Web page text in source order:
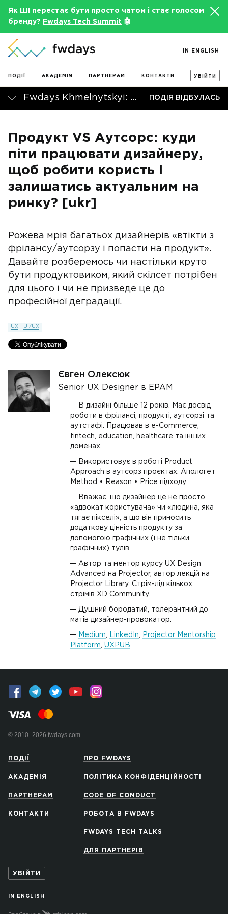
Як ШІ перестає бути просто чатом і стає голосом
бренду?
Fwdays Tech Summit 🤖
ПОДІЇ АКАДЕМІЯ ПАРТНЕРАМ КОНТАКТИ УВІЙТИ
IN ENGLISH
Fwdays Khmelnytskyi: UI/UX Meetup ПОДІЯ ВІДБУЛАСЬ
Продукт VS Аутсорс: куди
піти працювати дизайнеру,
щоб робити користь і
залишатись актуальним на
ринку? [ukr]
Рожева мрія багатьох дизайнерів «втікти з
фрілансу/аутсорзу і попасти на продукт».
Давайте розберемось чи настільки круто
бути продуктовиком, який скілсет потрібен
для цього і чи не призведе це до
професійної деградації.
UX UI/UX
Євген Олексюк
Senior UX Designer в EPAM
В дизайні більше 12 років. Має досвід
роботи в фрілансі, продукті, аутсорзі та
аутстафі. Працював в e-Commerce,
fintech, education, healthcare та інших
доменах.
Використовує в роботі Product
Approach в аутсорз проєктах. Апологет
Method • Reason • Price підходу.
Вважає, що дизайнер це не просто
«адвокат користувача» чи «людина, яка
тягає пікселі», а що він приносить
додаткову цінність продукту за
допомогою графічних (і не тільки
графічних) тулів.
Автор та ментор курсу UX Design
Advanced на Projector, автор лекцій на
Projector Library. Стрім-лід кількох
стрімів XD Community.
Душний бородатий, толерантний до
матів дизайнер-провокатор.
Medium LinkedIn
Projector Mentorship
Platform
UXPUB
© 2010–2026 fwdays.com
ПОДІЇ
АКАДЕМІЯ
ПАРТНЕРАМ
КОНТАКТИ
ПРО FWDAYS
ПОЛІТИКА КОНФІДЕНЦІЙНОСТІ
CODE OF CONDUCT
РОБОТА В FWDAYS
FWDAYS TECH TALKS
ДЛЯ ПАРТНЕРІВ
УВІЙТИ
IN ENGLISH